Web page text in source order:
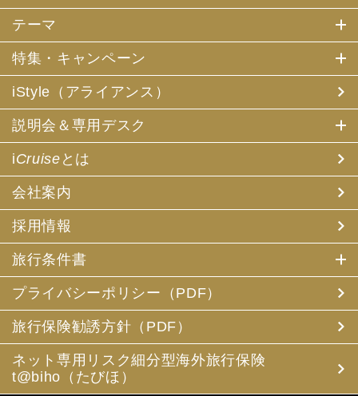
テーマ
特集・キャンペーン
iStyle（アライアンス）
説明会＆専用デスク
iCruise とは
会社案内
採用情報
旅行条件書
プライバシーポリシー（PDF）
旅行保険勧誘方針（PDF）
ネット専用リスク細分型海外旅行保険
t@biho（たびほ）